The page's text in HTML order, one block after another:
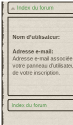
Index du forum
Nom d’utilisateur:
Adresse e-mail:
Adresse e-mail
votre panneau
de votre inscription.
Index du forum